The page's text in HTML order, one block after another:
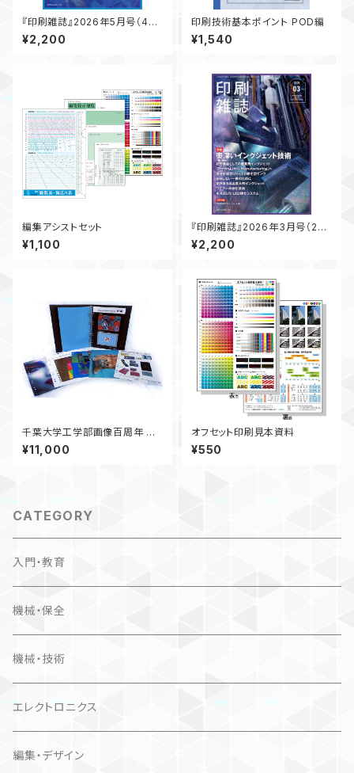
『印刷雑誌』2026年5月号（4月
20日発行）
¥2,200
印刷技術基本ポイント POD編
¥1,540
編集アシストセット
¥1,100
『印刷雑誌』2026年3月号（2月
20日発行）
¥2,200
千葉大学工学部画像百周年 記
念画像集
¥11,000
オフセット印刷見本資料
¥550
CATEGORY
入門・教育
機械・保全
機械・技術
エレクトロニクス
編集・デザイン